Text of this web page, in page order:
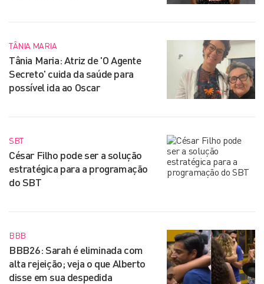
TÂNIA MARIA
Tânia Maria: Atriz de 'O Agente
Secreto' cuida da saúde para
possível ida ao Oscar
SBT
César Filho pode ser a solução
estratégica para a programação
do SBT
BBB
BBB26: Sarah é eliminada com
alta rejeição; veja o que Alberto
disse em sua despedida